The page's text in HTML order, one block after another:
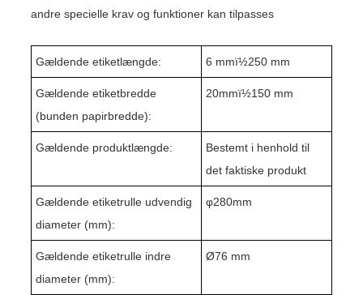
andre specielle krav og funktioner kan tilpasses
Gældende etiketlængde: 6 mmï½250 mm
Gældende etiketbredde
(bunden papirbredde):
20mmï½150 mm
Gældende produktlængde:
Bestemt i henhold til
det faktiske produkt
Gældende etiketrulle udvendig
diameter (mm):
φ280mm
Gældende etiketrulle indre
diameter (mm):
Ø76 mm